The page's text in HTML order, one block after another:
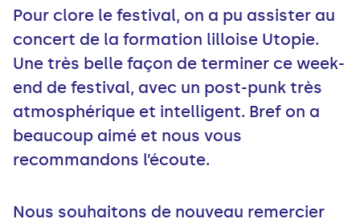
Pour clore le festival, on a pu assister au
concert de la formation lilloise Utopie.
Une très belle façon de terminer ce week-
end de festival, avec un post-punk très
atmosphérique et intelligent. Bref on a
beaucoup aimé et nous vous
recommandons l’écoute.
Nous souhaitons de nouveau remercier